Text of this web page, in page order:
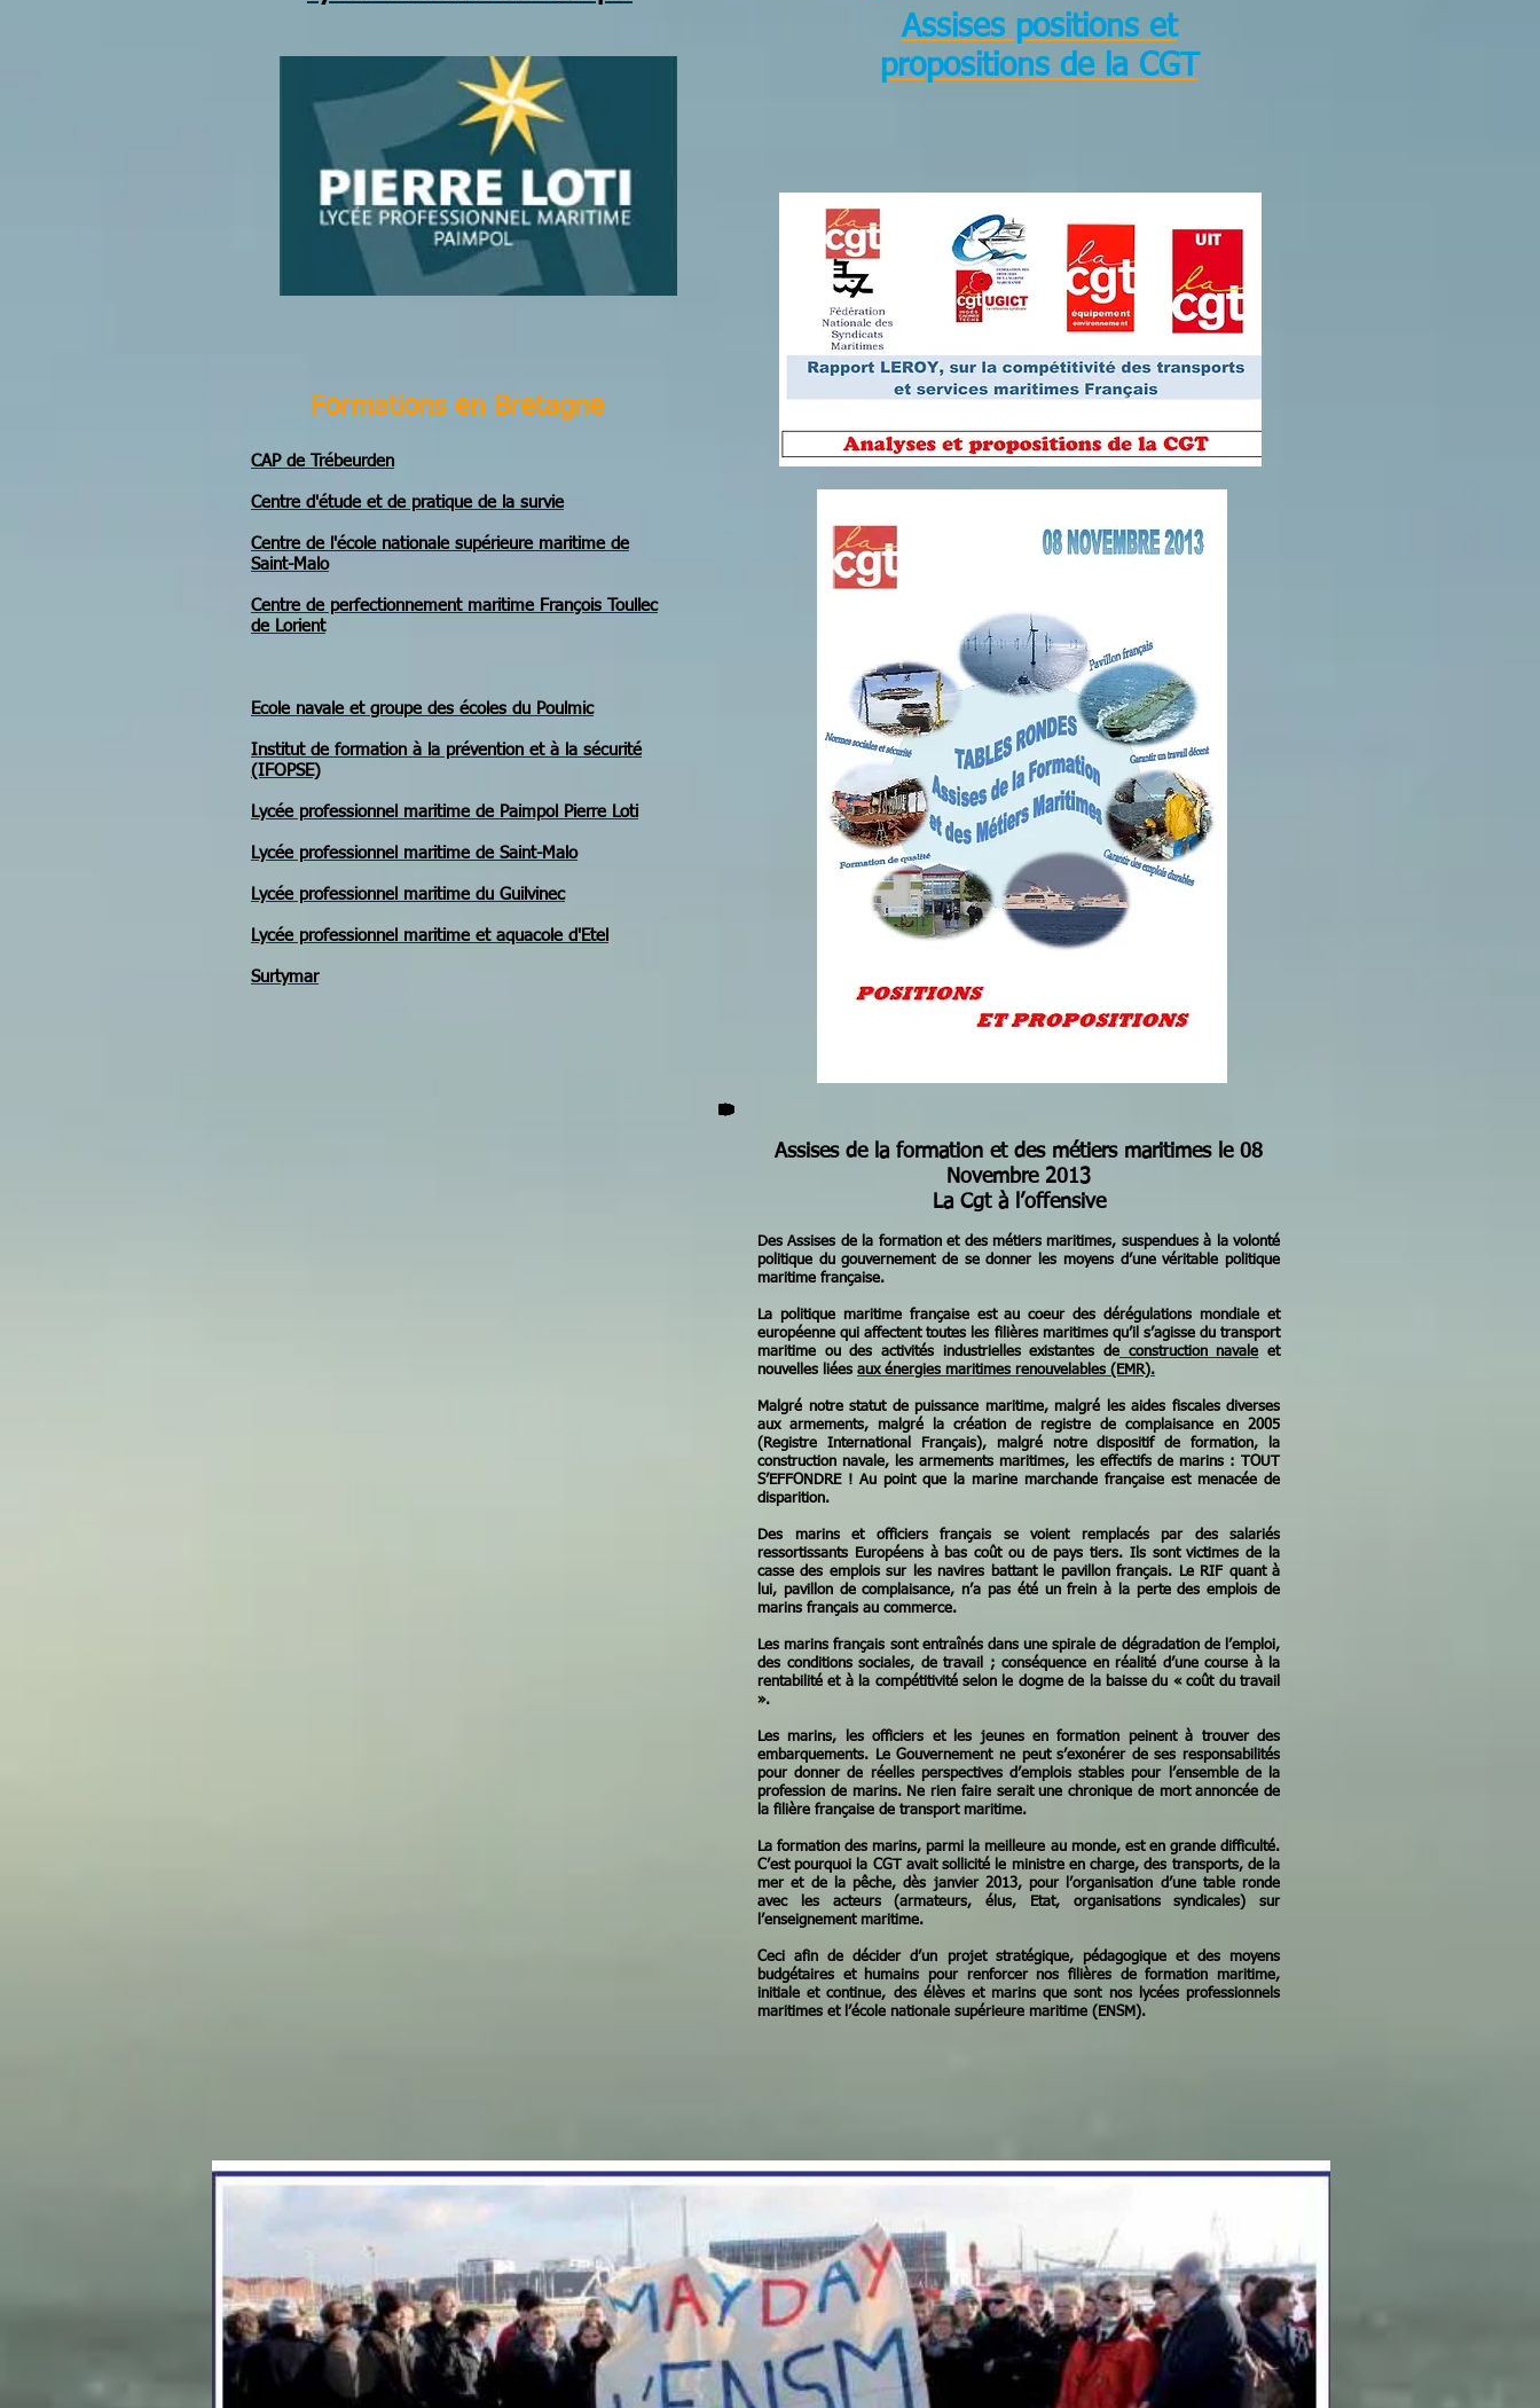
Formations en Bretagne
CAP de Trébeurden
Centre d'étude et de pratique de la survie
Centre de l'école nationale supérieure maritime de
Saint-Malo
Centre de perfectionnement maritime François Toullec
de Lorient
Ecole navale et groupe des écoles du Poulmic
Institut de formation à la prévention et à la sécurité
(IFOPSE)
Lycée professionnel maritime de Paimpol Pierre Loti
Lycée professionnel maritime de Saint-Malo
Lycée professionnel maritime du Guilvinec
Lycée professionnel maritime et aquacole d'Etel
Surtymar
Assises positions et
propositions de la CGT
Assises de la formation et des métiers maritimes le 08
Novembre 2013
La Cgt à l’offensive
Des Assises de la formation et des métiers maritimes, suspendues à la volonté
politique du gouvernement de se donner les moyens d’une véritable politique
maritime française.
La politique maritime française est au coeur des dérégulations mondiale et
européenne qui affectent toutes les filières maritimes qu’il s’agisse du transport
maritime ou des activités industrielles existantes de construction navale et
nouvelles liées aux énergies maritimes renouvelables (EMR).
Malgré notre statut de puissance maritime, malgré les aides fiscales diverses
aux armements, malgré la création de registre de complaisance en 2005
(Registre International Français), malgré notre dispositif de formation, la
construction navale, les armements maritimes, les effectifs de marins : TOUT
S’EFFONDRE ! Au point que la marine marchande française est menacée de
disparition.
Des marins et officiers français se voient remplacés par des salariés
ressortissants Européens à bas coût ou de pays tiers. Ils sont victimes de la
casse des emplois sur les navires battant le pavillon français. Le RIF quant à
lui, pavillon de complaisance, n’a pas été un frein à la perte des emplois de
marins français au commerce.
Les marins français sont entraînés dans une spirale de dégradation de l’emploi,
des conditions sociales, de travail ; conséquence en réalité d’une course à la
rentabilité et à la compétitivité selon le dogme de la baisse du « coût du travail
».
Les marins, les officiers et les jeunes en formation peinent à trouver des
embarquements. Le Gouvernement ne peut s’exonérer de ses responsabilités
pour donner de réelles perspectives d’emplois stables pour l’ensemble de la
profession de marins. Ne rien faire serait une chronique de mort annoncée de
la filière française de transport maritime.
La formation des marins, parmi la meilleure au monde, est en grande difficulté.
C’est pourquoi la CGT avait sollicité le ministre en charge, des transports, de la
mer et de la pêche, dès janvier 2013, pour l’organisation d’une table ronde
avec les acteurs (armateurs, élus, Etat, organisations syndicales) sur
l’enseignement maritime.
Ceci afin de décider d’un projet stratégique, pédagogique et des moyens
budgétaires et humains pour renforcer nos filières de formation maritime,
initiale et continue, des élèves et marins que sont nos lycées professionnels
maritimes et l’école nationale supérieure maritime (ENSM).